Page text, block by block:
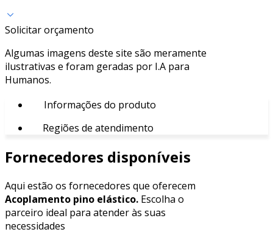
Solicitar orçamento
Algumas imagens deste site são meramente
ilustrativas e foram geradas por I.A para
Humanos.
Informações do produto
Regiões de atendimento
Fornecedores disponíveis
Aqui estão os fornecedores que oferecem
Acoplamento pino elástico. Escolha o
parceiro ideal para atender às suas
necessidades